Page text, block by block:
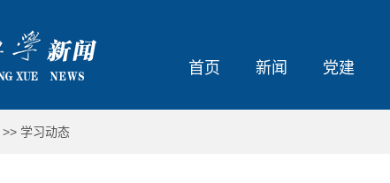
首页 新闻 党建
>> 学习动态